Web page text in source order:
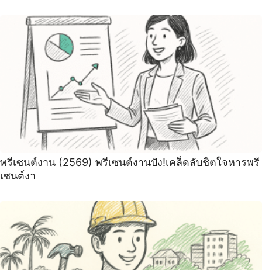
พรีเซนต์งาน (2569) พรีเซนต์งานปัง!เคล็ดลับชิตใจหารพรี
เซนต์งา